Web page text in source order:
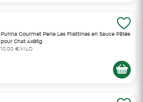
Purina Gourmet Perle Les Filettines en Sauce Pâtée
pour Chat 4x85g
10,00 €/KILO